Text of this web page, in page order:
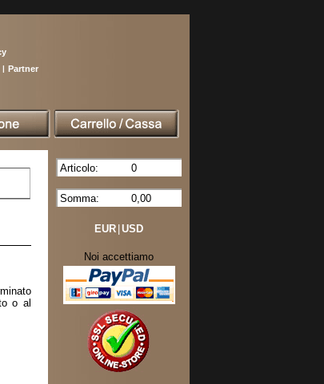
| Partner
o al
Articolo: 0
Somma: 0,00
EUR USD
Noi accettiamo